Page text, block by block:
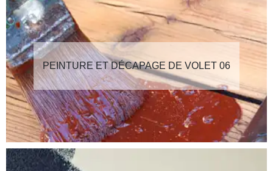
PEINTURE ET DÉCAPAGE DE VOLET 06